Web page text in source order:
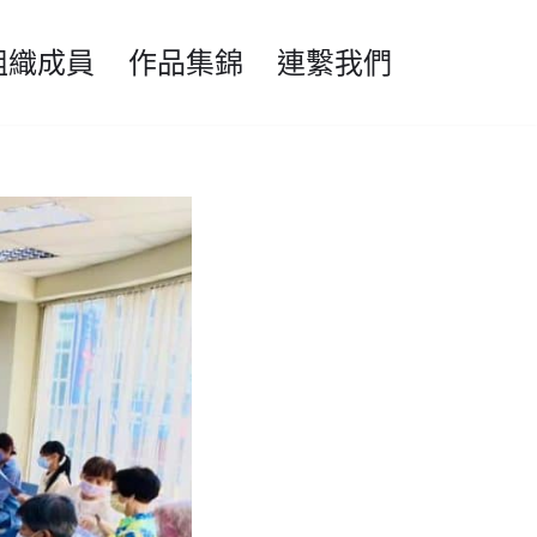
織成員 作品集錦 連繫我們